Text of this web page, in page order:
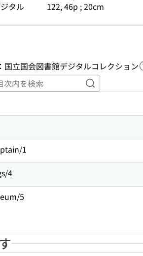
タル 122, 46p ; 20cm
国立国会図書館デジタルコレクション
キーワードで
1
4
5